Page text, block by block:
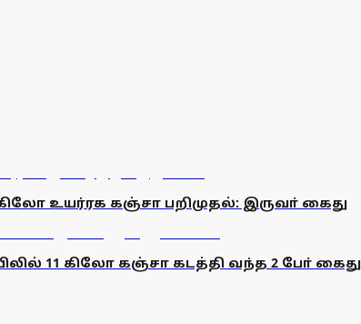
கிலோ உயர்ரக கஞ்சா பறிமுதல்: இருவா் கைது
11 கிலோ கஞ்சா கடத்தி வந்த 2 போ் கைது